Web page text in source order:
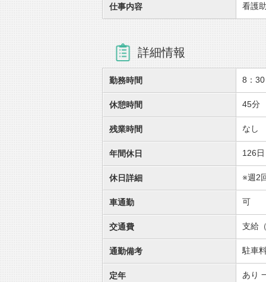
仕事内容 看護
詳細情報
勤務時間 8：
休憩時間 45分
残業時間 なし
年間休日 126日
休日詳細 ※週2
車通勤 可
交通費 支給
通勤備考 駐車
定年 あり